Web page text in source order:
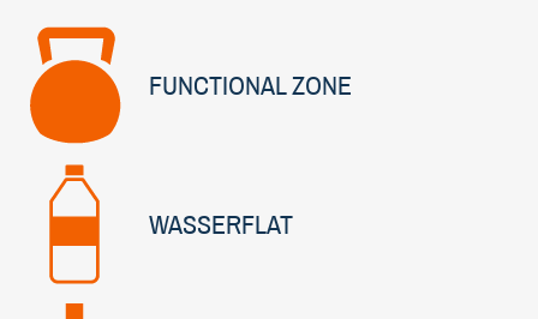
FUNCTIONAL ZONE
WASSERFLAT